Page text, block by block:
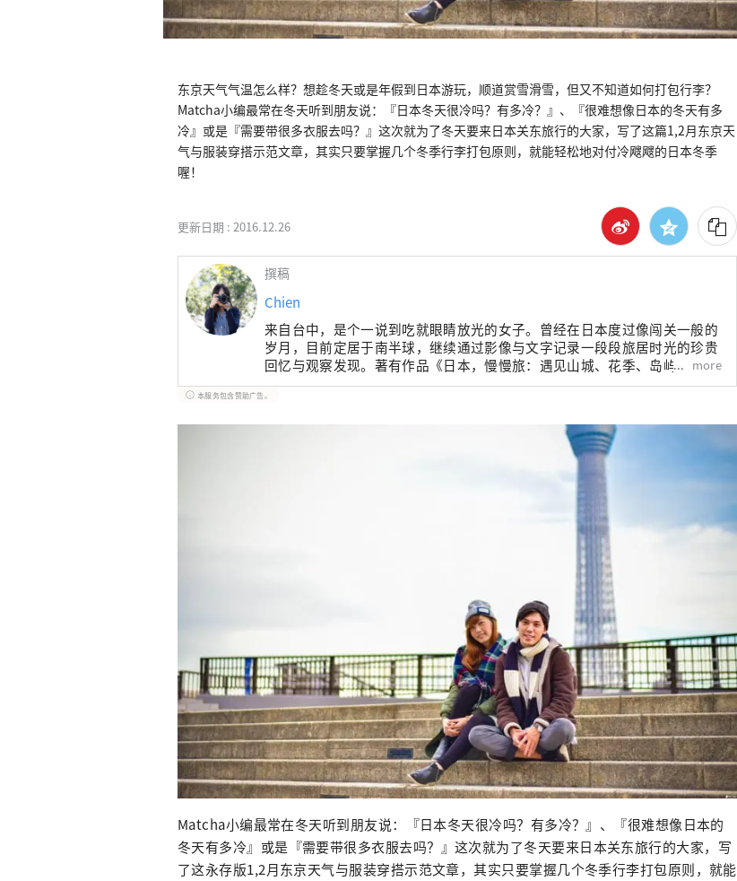
东京天气气温怎么样？想趁冬天或是年假到日本游玩，顺道赏雪滑雪，但又不知道如何打包行李？
Matcha小编最常在冬天听到朋友说：『日本冬天很冷吗？有多冷？』、『很难想像日本的冬天有多
冷』或是『需要带很多衣服去吗？』这次就为了冬天要来日本关东旅行的大家，写了这篇1,2月东京天
气与服装穿搭示范文章，其实只要掌握几个冬季行李打包原则，就能轻松地对付冷飕飕的日本冬季
喔！
更新日期 : 2016.12.26
撰稿
Chien
来自台中，是个一说到吃就眼睛放光的女子。曾经在日本度过像闯关一般的
岁月，目前定居于南半球，继续通过影像与文字记录一段段旅居时光的珍贵
回忆与观察发现。著有作品《日本，慢慢旅：遇见山城、花季、岛屿、海
味、街景日常，2190X四季风物诗》。
more
本服务包含赞助广告。
Matcha小编最常在冬天听到朋友说：『日本冬天很冷吗？有多冷？』、『很难想像日本的
冬天有多冷』或是『需要带很多衣服去吗？』这次就为了冬天要来日本关东旅行的大家，写
了这永存版1,2月东京天气与服装穿搭示范文章，其实只要掌握几个冬季行李打包原则，就能